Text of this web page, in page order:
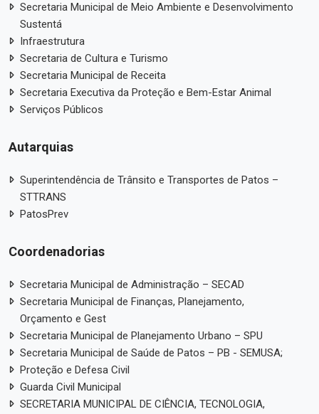
Secretaria Municipal de Meio Ambiente e Desenvolvimento
Sustentá
Infraestrutura
Secretaria de Cultura e Turismo
Secretaria Municipal de Receita
Secretaria Executiva da Proteção e Bem-Estar Animal
Serviços Públicos
Autarquias
Superintendência de Trânsito e Transportes de Patos –
STTRANS
PatosPrev
Coordenadorias
Secretaria Municipal de Administração – SECAD
Secretaria Municipal de Finanças, Planejamento,
Orçamento e Gest
Secretaria Municipal de Planejamento Urbano – SPU
Secretaria Municipal de Saúde de Patos – PB - SEMUSA;
Proteção e Defesa Civil
Guarda Civil Municipal
SECRETARIA MUNICIPAL DE CIÊNCIA, TECNOLOGIA,